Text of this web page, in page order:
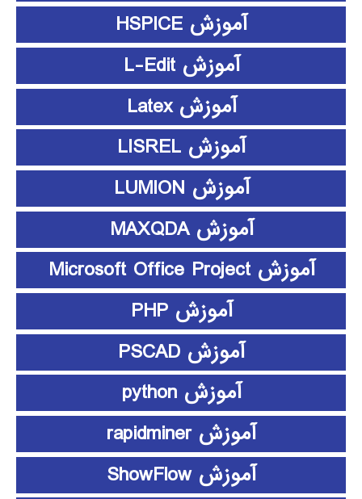
آموزش HSPICE
آموزش L-Edit
آموزش Latex
آموزش LISREL
آموزش LUMION
آموزش MAXQDA
آموزش Microsoft Office Project
آموزش PHP
آموزش PSCAD
آموزش python
آموزش rapidminer
آموزش ShowFlow